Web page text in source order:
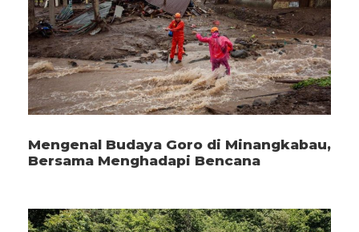
Mengenal Budaya Goro di Minangkabau,
Bersama Menghadapi Bencana